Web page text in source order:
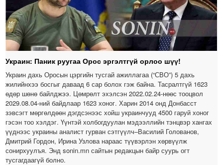
Украин: Паник руугаа Орос эргэлтгүй орлоо шүү!
Украин дахь Оросын цэргийн тусгай ажиллагаа (“СВО”) 5 дахь
жилийнхээ босгыг даваад 6 сар болох гэж байна. Тасралтгүй 1623
өдөр шөнө байлджээ. Цөмрөлт эхэлсэн 2022.02.24-нөөс тооцвол
2029.08.04-ний байдлаар 1623 хоног. Харин 2014 онд Донбасст
зэвсэгт мөргөлдөөн дэгдсэнээс хойш украинчууд 4500 гаруй хоног
гэсэн тоо хэлдэг. Үүнтэй холбогдуулан мэдээллийн тэнцвэр хангах
үүднээс украины аналист гурван сэтгүүлч–Василий Голованов,
Дмитрий Гордон, Ирина Узлова нараас түүвэрлэн хөрвүүлж
сонирхуулъя. Энд sonin.mn сайтын редакцын байр суурь огт
тусгагдаагүй болно.